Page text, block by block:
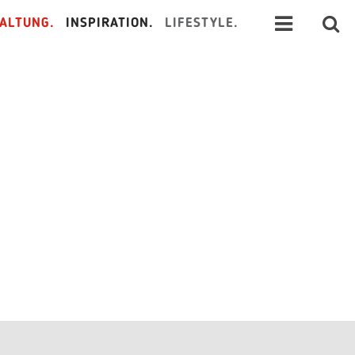
INSPIRATION. LIFESTYLE.